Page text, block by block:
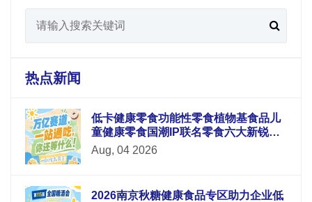
热点新闻
低卡健康零食功能性零食植物基食品儿
童健康零食国潮IP联名零食六大新锐板
块重磅升级
Aug, 04 2026
2026南京秋糖健康食品专区助力企业低